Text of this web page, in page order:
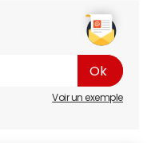
Voir un exemple